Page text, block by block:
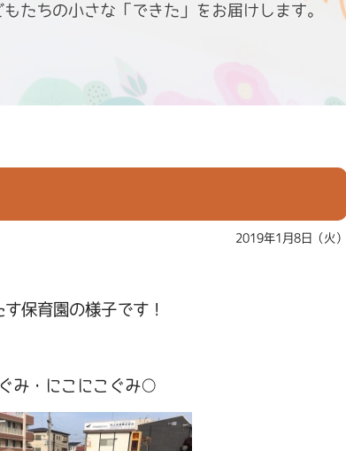
もたちの小さな「できた」をお届けします。
2019年1月8日（火）
保育園の様子です！
み・にこにこぐみ○